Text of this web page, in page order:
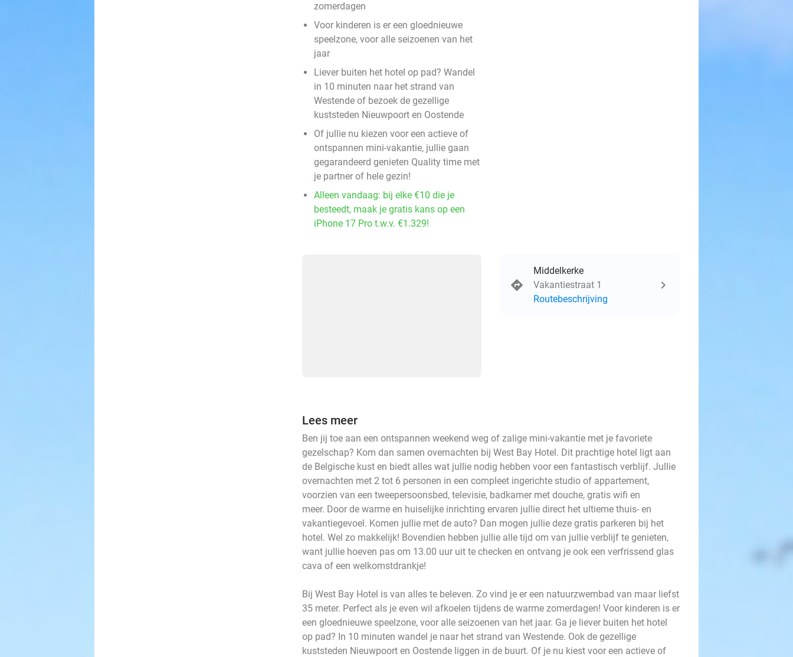
zomerdagen
Voor kinderen is er een gloednieuwe
speelzone, voor alle seizoenen van het
jaar
Liever buiten het hotel op pad? Wandel
in 10 minuten naar het strand van
Westende of bezoek de gezellige
kuststeden Nieuwpoort en Oostende
Of jullie nu kiezen voor een actieve of
ontspannen mini-vakantie, jullie gaan
gegarandeerd genieten Quality time met
je partner of hele gezin!
Alleen vandaag: bij elke €10 die je
besteedt, maak je gratis kans op een
iPhone 17 Pro t.w.v. €1.329!
Middelkerke
Vakantiestraat 1
Routebeschrijving
Lees meer
Ben jij toe aan een ontspannen weekend weg of zalige mini-vakantie met je favoriete
gezelschap? Kom dan samen overnachten bij West Bay Hotel. Dit prachtige hotel ligt aan
de Belgische kust en biedt alles wat jullie nodig hebben voor een fantastisch verblijf. Jullie
overnachten met 2 tot 6 personen in een compleet ingerichte studio of appartement,
voorzien van een tweepersoonsbed, televisie, badkamer met douche, gratis wifi en
meer. Door de warme en huiselijke inrichting ervaren jullie direct het ultieme thuis- en
vakantiegevoel. Komen jullie met de auto? Dan mogen jullie deze gratis parkeren bij het
hotel. Wel zo makkelijk! Bovendien hebben jullie alle tijd om van jullie verblijf te genieten,
want jullie hoeven pas om 13.00 uur uit te checken en ontvang je ook een verfrissend glas
cava of een welkomstdrankje!
Bij West Bay Hotel is van alles te beleven. Zo vind je er een natuurzwembad van maar liefst
35 meter. Perfect als je even wil afkoelen tijdens de warme zomerdagen! Voor kinderen is er
een gloednieuwe speelzone, voor alle seizoenen van het jaar. Ga je liever buiten het hotel
op pad? In 10 minuten wandel je naar het strand van Westende. Ook de gezellige
kuststeden Nieuwpoort en Oostende liggen in de buurt. Of je nu kiest voor een actieve of